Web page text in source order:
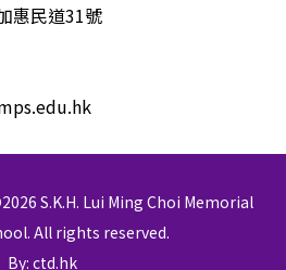
惠民道31號
2026 S.K.H. Lui Ming Choi Memorial
All rights reserved.
By: ctd.hk